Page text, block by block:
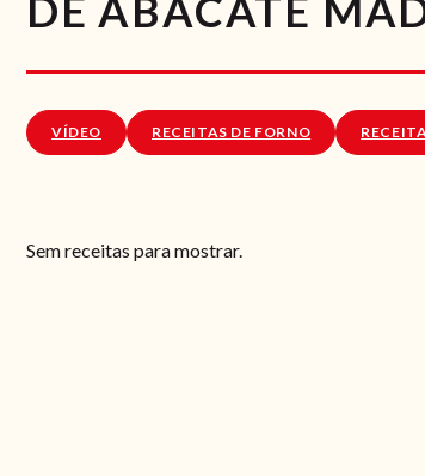
DE ABACATE
VÍDEO RECEITAS DE FORNO
Sem receitas para mostrar.